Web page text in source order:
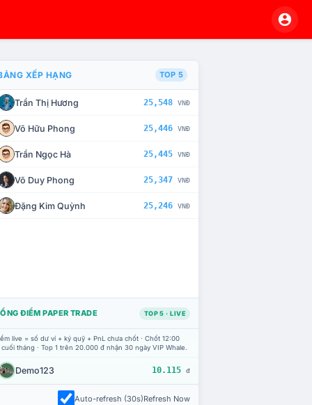
CHẾ TÀI XỬ LÝ VI PHẠM
XẾP HẠNG TOP 5
Trần Thị Hương 25,548 VNĐ
Võ Hữu Phong 25,446 VNĐ
Trần Ngọc Hà 25,445 VNĐ
Võ Duy Phong 25,347 VNĐ
Đặng Kim Quỳnh 25,246 VNĐ
ĐIỂM PAPER TRADE TOP 5 · LIVE
live = số dư ví + ký quỹ + PnL chưa chốt · Chốt 12:00
tháng · Top 1 trên 20.000 đ nhận 30 ngày VIP Whale.
Demo123 10.115 đ
Auto-refresh (30s)Refresh Now